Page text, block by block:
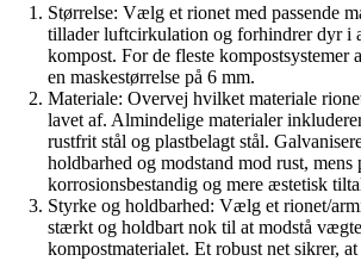
Størrelse: Vælg et rionet med passende
tillader luftcirkulation og forhindrer dyr i
kompost. For de fleste kompostsystemer
en maskestørrelse på 6 mm.
Materiale: Overvej hvilket materiale
lavet af. Almindelige materialer
rustfrit stål og plastbelagt stål.
holdbarhed og modstand mod rust, mens
korrosionsbestandig og mere æstetisk
Styrke og holdbarhed: Vælg et rionet/
stærkt og holdbart nok til at modstå
kompostmaterialet. Et robust net sikrer,